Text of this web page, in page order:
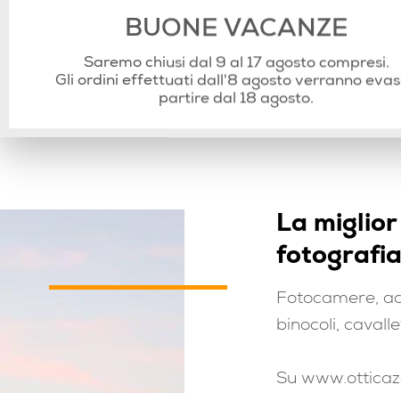
La
fotografia
Fotocamere,
binocoli,
Su
BUONE VACANZE
Saremo chiusi dal 9 al 17 agosto compresi.
Gli ordini effettuati dall'8 agosto verranno
partire dal 18 agosto.